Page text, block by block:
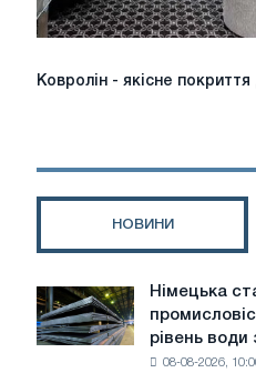
Ковролін
Ковролін - якісне покриття
НОВИНИ
Німецька
сталеливарна
промисловість
Німецька
рівень води
08-08-2026,